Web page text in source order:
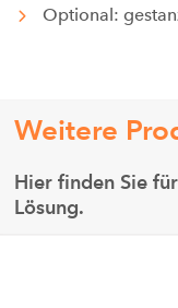
Optional:
Weitere
Hier finden Sie
Lösung.